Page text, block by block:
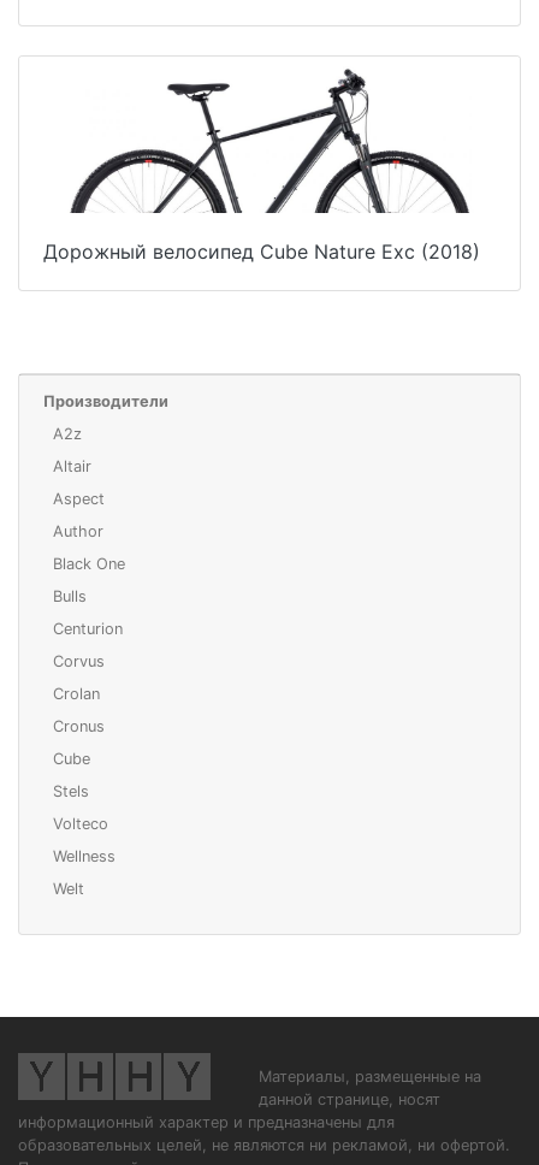
Дорожный велосипед Cube Nature Exc (2018)
Производители
A2z
Altair
Aspect
Author
Black One
Bulls
Centurion
Corvus
Crolan
Cronus
Cube
Stels
Volteco
Wellness
Welt
Материалы, размещенные на
данной странице, носят
информационный характер и предназначены для
образовательных целей, не являются ни рекламой, ни офертой.